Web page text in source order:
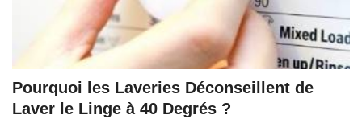
Pourquoi les Laveries Déconseillent de
Laver le Linge à 40 Degrés ?